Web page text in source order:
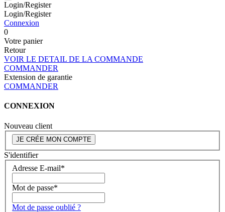
Login/Register
Login/Register
Connexion
0
Votre panier
Retour
VOIR LE DETAIL DE LA COMMANDE
COMMANDER
Extension de garantie
COMMANDER
CONNEXION
Nouveau client
JE CRÉE MON COMPTE
S'identifier
Adresse E-mail*
Mot de passe*
Mot de passe oublié ?